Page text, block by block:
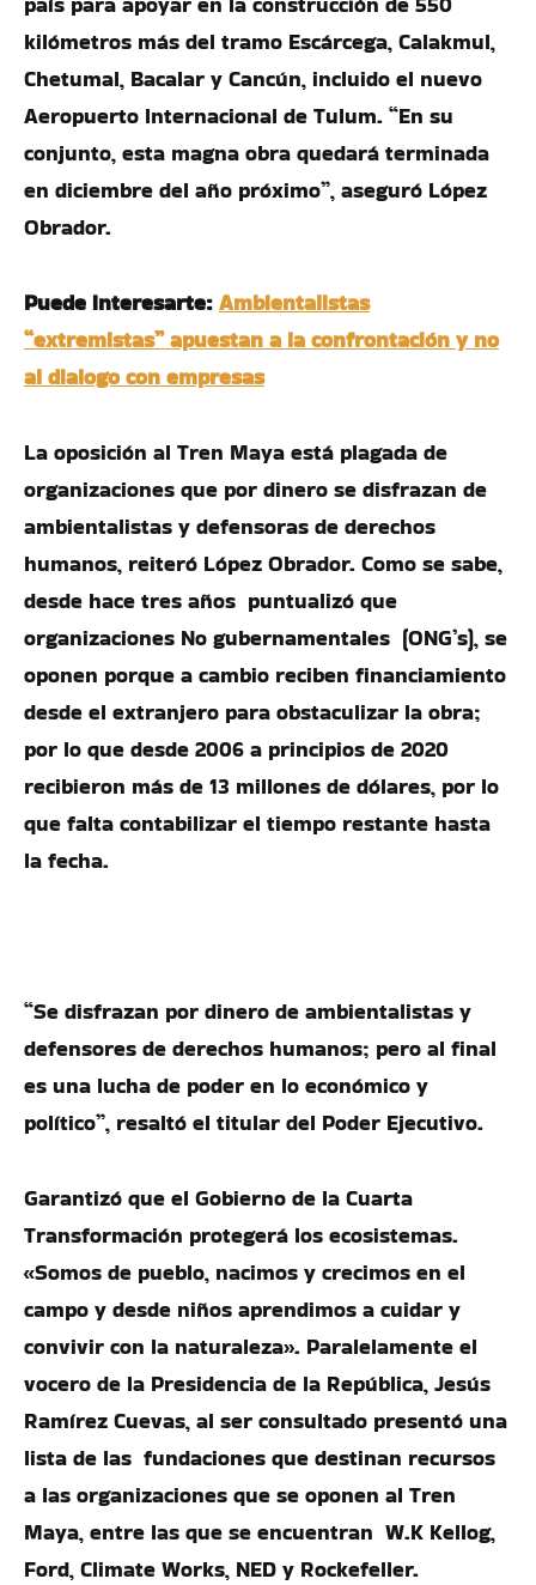
kilómetros más del tramo Escárcega, Calakmul,
Chetumal, Bacalar y Cancún, incluido el nuevo
Aeropuerto Internacional de Tulum. “En su
conjunto, esta magna obra quedará terminada
en diciembre del año próximo”, aseguró López
Obrador.
Puede interesarte: Ambientalistas
“extremistas” apuestan a la confrontación y no
al dialogo con empresas
La oposición al Tren Maya está plagada de
organizaciones que por dinero se disfrazan de
ambientalistas y defensoras de derechos
humanos, reiteró López Obrador. Como se sabe,
desde hace tres años puntualizó que
organizaciones No gubernamentales (ONG’s), se
oponen porque a cambio reciben financiamiento
desde el extranjero para obstaculizar la obra;
por lo que desde 2006 a principios de 2020
recibieron más de 13 millones de dólares, por lo
que falta contabilizar el tiempo restante hasta
la fecha.
“Se disfrazan por dinero de ambientalistas y
defensores de derechos humanos; pero al final
es una lucha de poder en lo económico y
político”, resaltó el titular del Poder Ejecutivo.
Garantizó que el Gobierno de la Cuarta
Transformación protegerá los ecosistemas.
«Somos de pueblo, nacimos y crecimos en el
campo y desde niños aprendimos a cuidar y
convivir con la naturaleza». Paralelamente el
vocero de la Presidencia de la República, Jesús
Ramírez Cuevas, al ser consultado presentó una
lista de las fundaciones que destinan recursos
a las organizaciones que se oponen al Tren
Maya, entre las que se encuentran W.K Kellog,
Ford, Climate Works, NED y Rockefeller.